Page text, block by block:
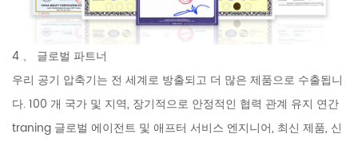
4 、 글로벌 파트너
우리 공기 압축기는 전 세계로 방출되고 더 많은 제품으로 수출됩니
다. 100 개 국가 및 지역, 장기적으로 안정적인 협력 관계 유지 연간
traning 글로벌 에이전트 및 애프터 서비스 엔지니어, 최신 제품, 신